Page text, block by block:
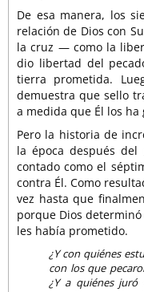
De esa manera, los
relación de Dios con
la cruz — como la
dio libertad del
tierra prometida.
demuestra que sello
a medida que Él los ha
Pero la historia de
la época después
contado como el
contra Él. Como
vez hasta que
porque Dios
les había prometido.
¿Y con quiénes
con los que
¿Y a quiénes